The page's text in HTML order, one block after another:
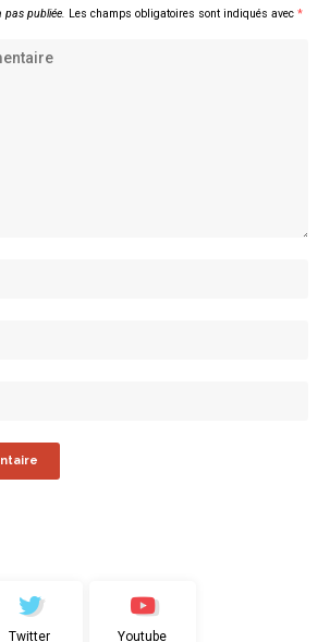
pas publiée. Les champs obligatoires sont indiqués avec *
Twitter Youtube